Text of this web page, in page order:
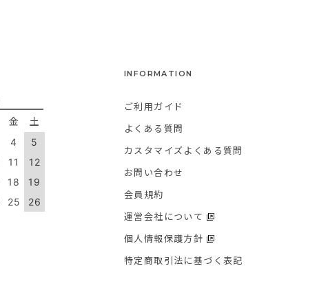
金 土
4
5
11
12
18
19
25
26
INFORMATION
ご利用ガイド
よくある質問
カスタマイズよくある質問
お問い合わせ
会員規約
運営会社について
個人情報保護方針
特定商取引法に基づく表記